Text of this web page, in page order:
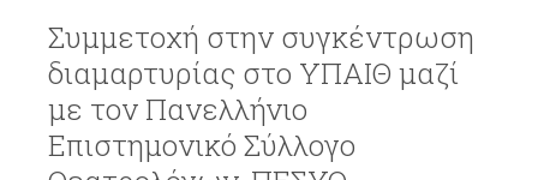
Συμμετοχή στην συγκέντρωση
διαμαρτυρίας στο ΥΠΑΙΘ μαζί
με τον Πανελλήνιο
Επιστημονικό Σύλλογο